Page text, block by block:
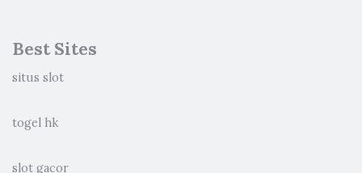
Best Sites
situs slot
togel hk
slot gacor